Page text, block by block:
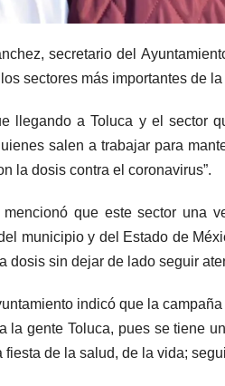
secretario del
sectores más importantes de
llegando a Toluca y el sector
salen a trabajar para
la dosis contra el coronavirus”.
mencionó que este sector una
municipio y del Estado de
dosis sin dejar de lado seguir
indicó que la
la gente Toluca, pues se tiene
de la salud, de la vida;